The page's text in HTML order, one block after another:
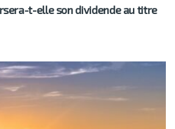
t-elle son dividende au titre